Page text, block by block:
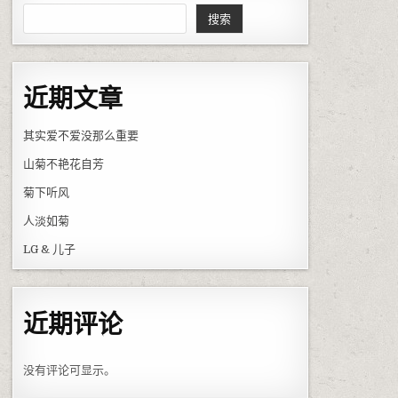
搜索
近期文章
其实爱不爱没那么重要
山菊不艳花自芳
菊下听风
人淡如菊
LG & 儿子
近期评论
没有评论可显示。